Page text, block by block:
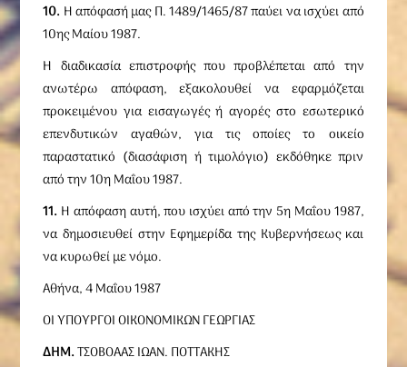
10. Η απόφασή μας Π. 1489/1465/87 παύει να ισχύει από
10ης Μαίου 1987.
Η διαδικασία επιστροφής που προβλέπεται από την
ανωτέρω απόφαση, εξακολουθεί να εφαρμόζεται
προκειμένου για εισαγωγές ή αγορές στο εσωτερικό
επενδυτικών αγαθών, για τις οποίες το οικείο
παραστατικό (διασάφιση ή τιμολόγιο) εκδόθηκε πριν
από την 10η Μαΐου 1987.
11. Η απόφαση αυτή, που ισχύει από την 5η Μαΐου 1987,
να δημοσιευθεί στην Εφημερίδα της Κυβερνήσεως και
να κυρωθεί με νόμο.
Αθήνα, 4 Μαΐου 1987
ΟΙ ΥΠΟΥΡΓΟΙ ΟΙΚΟΝΟΜΙΚΩΝ ΓΕΩΡΓΙΑΣ
ΔΗΜ.ΤΣΟΒΟΑΑΣ ΙΩΑΝ. ΠΟΤΤΑΚΗΣ